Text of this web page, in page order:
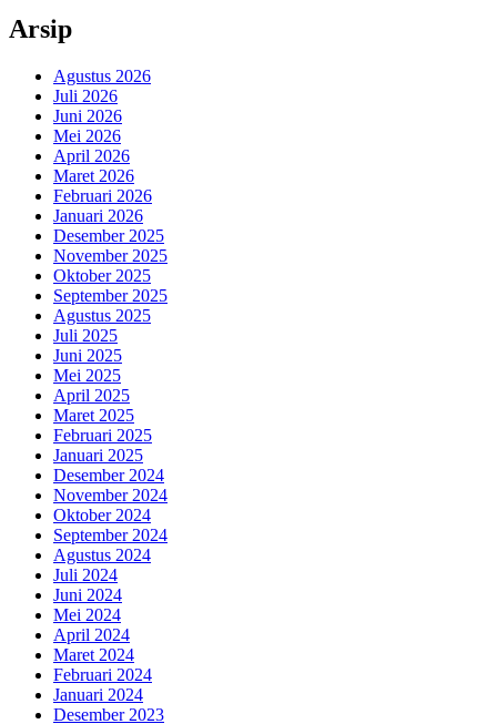
Arsip
Agustus 2026
Juli 2026
Juni 2026
Mei 2026
April 2026
Maret 2026
Februari 2026
Januari 2026
Desember 2025
November 2025
Oktober 2025
September 2025
Agustus 2025
Juli 2025
Juni 2025
Mei 2025
April 2025
Maret 2025
Februari 2025
Januari 2025
Desember 2024
November 2024
Oktober 2024
September 2024
Agustus 2024
Juli 2024
Juni 2024
Mei 2024
April 2024
Maret 2024
Februari 2024
Januari 2024
Desember 2023